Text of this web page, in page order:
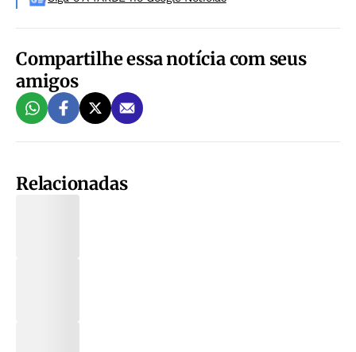
Compartilhe essa notícia com seus
amigos
Relacionadas